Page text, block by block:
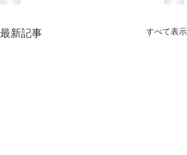
最新記事 すべて表示